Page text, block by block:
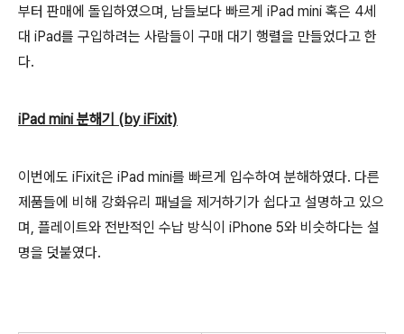
부터 판매에 돌입하였으며, 남들보다 빠르게 iPad mini 혹은 4세
대 iPad를 구입하려는 사람들이 구매 대기 행렬을 만들었다고 한
다.
iPad mini 분해기 (by iFixit)
이번에도 iFixit은 iPad mini를 빠르게 입수하여 분해하였다. 다른
제품들에 비해 강화유리 패널을 제거하기가 쉽다고 설명하고 있으
며, 플레이트와 전반적인 수납 방식이 iPhone 5와 비슷하다는 설
명을 덧붙였다.